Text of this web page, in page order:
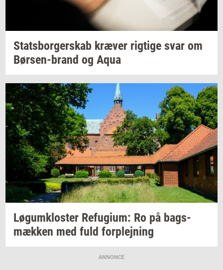
Stats­bor­ger­skab kræ­ver rig­ti­ge svar om
Børsen-​brand og Aqua
Løgum­klo­ster Re­fu­gi­um: Ro på bags­
mæk­ken med fuld for­plej­ning
ANNONCE